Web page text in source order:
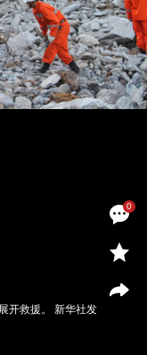
0
开救援。 新华社发